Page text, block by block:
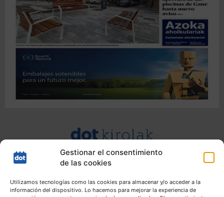
Gestionar el consentimiento
de las cookies
Utilizamos tecnologías como las cookies para almacenar y/o acceder a la
información del dispositivo. Lo hacemos para mejorar la experiencia de